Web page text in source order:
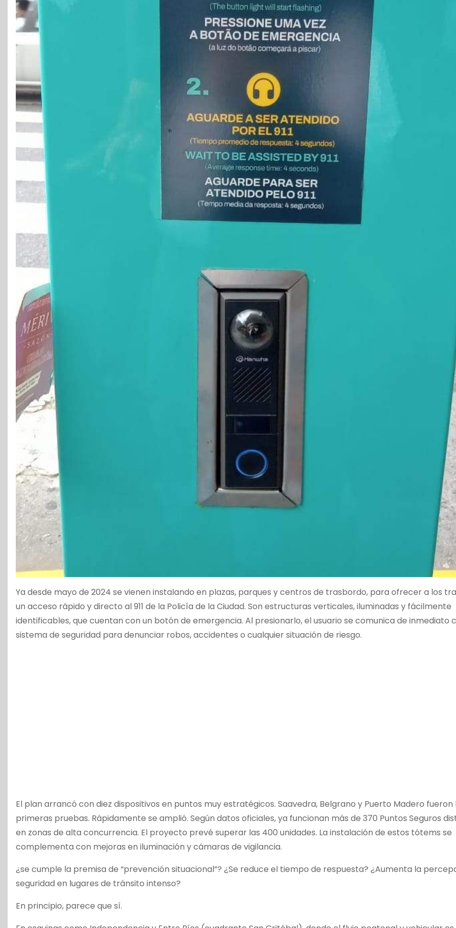
Ya desde mayo de 2024 se vienen instalando en plazas, parques y centros de trasbordo, para ofrecer a los
un acceso rápido y directo al 911 de la Policía de la Ciudad. Son estructuras verticales, iluminadas y fácilmente
identificables, que cuentan con un botón de emergencia. Al presionarlo, el usuario se comunica de inmediato
sistema de seguridad para denunciar robos, accidentes o cualquier situación de riesgo.
El plan arrancó con diez dispositivos en puntos muy estratégicos. Saavedra, Belgrano y Puerto Madero fueron
primeras pruebas. Rápidamente se amplió. Según datos oficiales, ya funcionan más de 370 Puntos Seguros
en zonas de alta concurrencia. El proyecto prevé superar las 400 unidades. La instalación de estos tótems se
complementa con mejoras en iluminación y cámaras de vigilancia.
¿se cumple la premisa de “prevención situacional”? ¿Se reduce el tiempo de respuesta? ¿Aumenta la
seguridad en lugares de tránsito intenso?
En principio, parece que sí.